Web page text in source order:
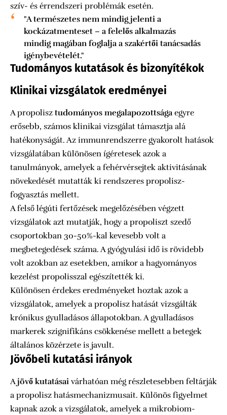
szív- és érrendszeri problémák esetén.
"A természetes nem mindig jelenti a
kockázatmenteset – a felelős alkalmazás
mindig magában foglalja a szakértői tanácsadás
igénybevételét."
Tudományos kutatások és bizonyítékok
Klinikai vizsgálatok eredményei
A propolisz tudományos megalapozottságaegyre
erősebb, számos klinikai vizsgálat támasztja alá
hatékonyságát. Az immunrendszerre gyakorolt hatások
vizsgálatában különösen ígéretesek azok a
tanulmányok, amelyek a fehérvérsejtek aktivitásának
növekedését mutatták ki rendszeres propolisz-
fogyasztás mellett.
A felső légúti fertőzések megelőzésében végzett
vizsgálatok azt mutatják, hogy a propoliszt szedő
csoportokban 30-50%-kal kevesebb volt a
megbetegedések száma. A gyógyulási idő is rövidebb
volt azokban az esetekben, amikor a hagyományos
kezelést propolisszal egészítették ki.
Különösen érdekes eredményeket hoztak azok a
vizsgálatok, amelyek a propolisz hatását vizsgálták
krónikus gyulladásos állapotokban. A gyulladásos
markerek szignifikáns csökkenése mellett a betegek
általános közérzete is javult.
Jövőbeli kutatási irányok
Ajövő kutatásai várhatóan még részletesebben feltárják
a propolisz hatásmechanizmusait. Különös figyelmet
kapnak azok a vizsgálatok, amelyek a mikrobiom-